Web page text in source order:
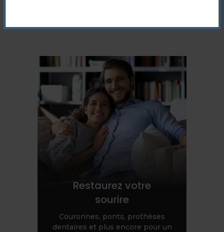
Restaurez votre
sourire
Couronnes, ponts, prothèses
dentaires et plus encore pour un